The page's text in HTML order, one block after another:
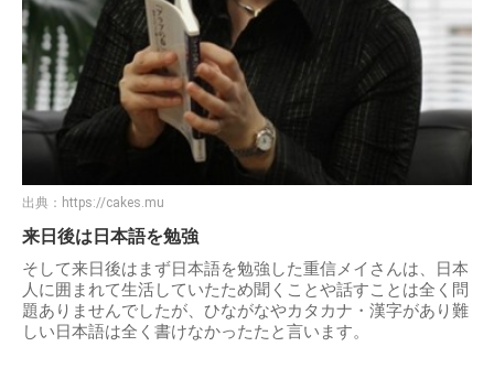
出典： https://cakes.mu
来日後は日本語を勉強
そして来日後はまず日本語を勉強した重信メイさんは、日本
人に囲まれて生活していたため聞くことや話すことは全く問
題ありませんでしたが、ひながなやカタカナ・漢字があり難
しい日本語は全く書けなかったたと言います。